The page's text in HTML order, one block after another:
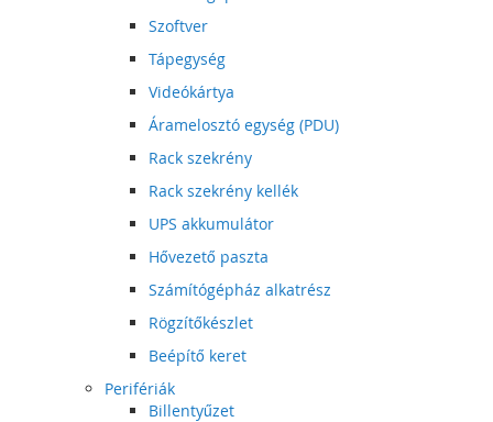
Szoftver
Tápegység
Videókártya
Áramelosztó egység (PDU)
Rack szekrény
Rack szekrény kellék
UPS akkumulátor
Hővezető paszta
Számítógépház alkatrész
Rögzítőkészlet
Beépítő keret
Perifériák
Billentyűzet